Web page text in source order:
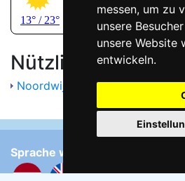
messen, um zu
unsere
unsere Website
entwickeln.
Nützliche Links
Noordwijk.info
Sprache wählen: